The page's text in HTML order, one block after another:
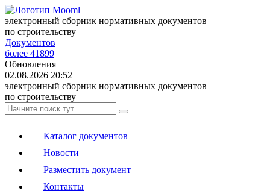
электронный сборник нормативных документов
по строительству
Документов
более 41899
Обновления
02.08.2026 20:52
электронный сборник нормативных документов
по строительству
Каталог документов
Новости
Разместить документ
Контакты